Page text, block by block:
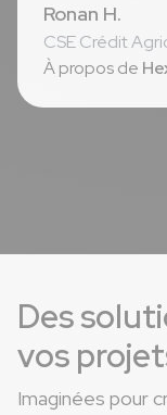
⭐ La qualité du
⭐ Le rapport
⭐ La facilité de
Ronan H.
CSE Crédit
À propos de
Des
vos
Imaginées pour